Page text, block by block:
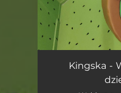
Kingska -